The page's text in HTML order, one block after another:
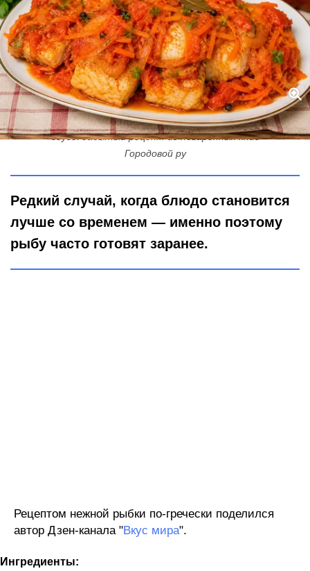
Эта рыба по-гречески сводит с ума своим вкусом — всё дело в
соусе: забытый рецепт из поваренных книг
Городовой ру
Редкий случай, когда блюдо становится
лучше со временем — именно поэтому
рыбу часто готовят заранее.
Рецептом нежной рыбки по-гречески поделился
автор Дзен-канала "Вкус мира".
Ингредиенты: